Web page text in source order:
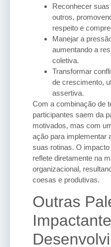
Reconhecer
outros,
respeito e
Manejar a
aumentando a
coletiva.
Transformar
de crescimento,
assertiva.
Com a combinação de
participantes saem da
motivados, mas com
ação para implementar
suas rotinas. O
reflete diretamente na
organizacional,
coesas e produtivas.
Outras